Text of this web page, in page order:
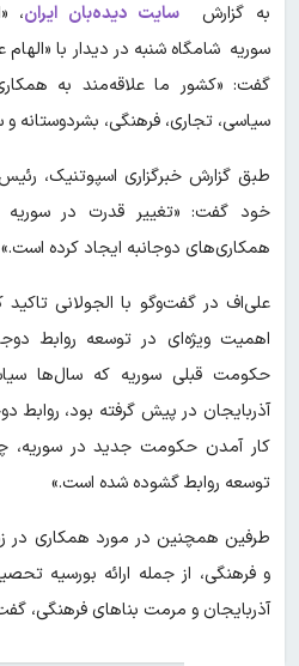
به گزارش سایت دیده‌بان ایران،
سوریه شامگاه شنبه در دیدار با
گفت: «کشور ما علاقه‌مند به
سیاسی، تجاری، فرهنگی، بشردوستانه
طبق گزارش خبرگزاری اسپوتنیک،
خود گفت: «تغییر قدرت در
همکاری‌های دوجانبه ایجاد کرده است.»
علی‌اف در گفت‌وگو با الجولانی
اهمیت ویژه‌ای در توسعه روابط
حکومت قبلی سوریه که سال‌ها
آذربایجان در پیش گرفته بود، روابط
کار آمدن حکومت جدید در سوریه،
توسعه روابط گشوده شده است.»
طرفین همچنین در مورد همکاری در
و فرهنگی، از جمله ارائه بورسیه
آذربایجان و مرمت بناهای فرهنگی،